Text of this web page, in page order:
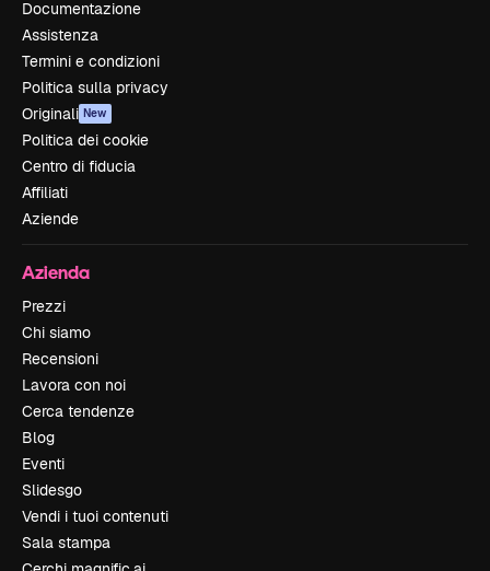
Documentazione
Assistenza
Termini e condizioni
Politica sulla privacy
Originali New
Politica dei cookie
Centro di fiducia
Affiliati
Aziende
Azienda
Prezzi
Chi siamo
Recensioni
Lavora con noi
Cerca tendenze
Blog
Eventi
Slidesgo
Vendi i tuoi contenuti
Sala stampa